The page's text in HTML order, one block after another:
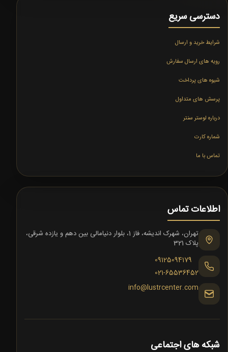
دسترسی سریع
شرایط خرید و ارسال
رویه های ارسال سفارش
شیوه های پرداخت
پرسش های متداول
درباره لوستر سنتر
شماره کارت
تماس با ما
اطلاعات تماس
تهران، شهرک اندیشه، فاز 1، بلوار دنیامالی بین دهم و یازده شرقی،
پلاک 321
09125094179
021-65536452
info@lustrcenter.com
شبکه های اجتماعی